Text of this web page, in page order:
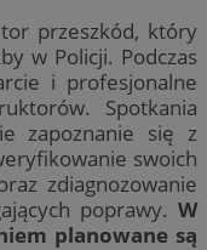
przeszkód, który
w Policji. Podczas
i profesjonalne
Spotkania
zapoznanie się z
swoich
zdiagnozowanie
poprawy. W
planowane są